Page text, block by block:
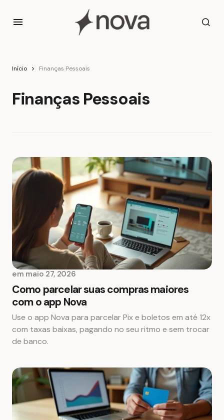
Início Finanças Pessoais
Finanças Pessoais
em maio 27, 2026
Como parcelar suas compras maiores
com o app Nova
Use o app Nova para parcelar Pix e boletos em até 12x
com taxas baixas, pagando no seu ritmo e sem trocar
de banco.